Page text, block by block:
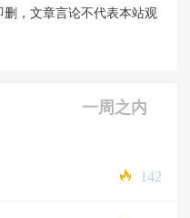
，文章言论不代表本站观
一周之内
142